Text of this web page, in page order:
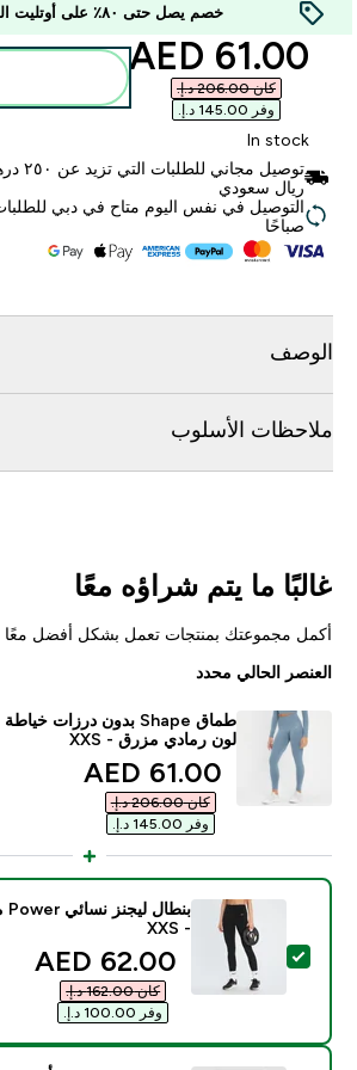
خصم يصل حتى ٨٠٪ على أوتليت الملابس
discounted price
61.00 AED‎
كان ‏206.00 د.إ.‏‎
وفر ‏145.00 د.إ.‏‎
In stock
ريال سعودي
صباحًا
الوصف
ملاحظات الأسلوب
غالبًا ما يتم شراؤه معًا
أكمل مجموعتك بمنتجات تعمل بشكل أفضل معًا
العنصر الحالي محدد
لون رمادي مزرق - XXS
discounted price
61.00 AED‎
كان ‏206.00 د.إ.‏‎
وفر ‏145.00 د.إ.‏‎
تحديد هذا المنتج - بنطال ليجنز نسائي Power من MP - أسود - XXS
- XXS
price
62.00 AED‎
كان ‏162.00 د.إ.‏‎
وفر ‏100.00 د.إ.‏‎